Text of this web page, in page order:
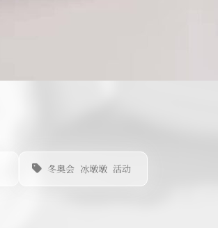
冬奥会 冰墩墩 活动